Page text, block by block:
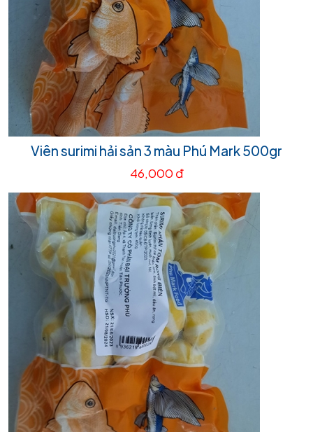
Viên surimi hải sản 3 màu Phú Mark 500gr
46,000 đ